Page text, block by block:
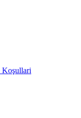
Koşullari